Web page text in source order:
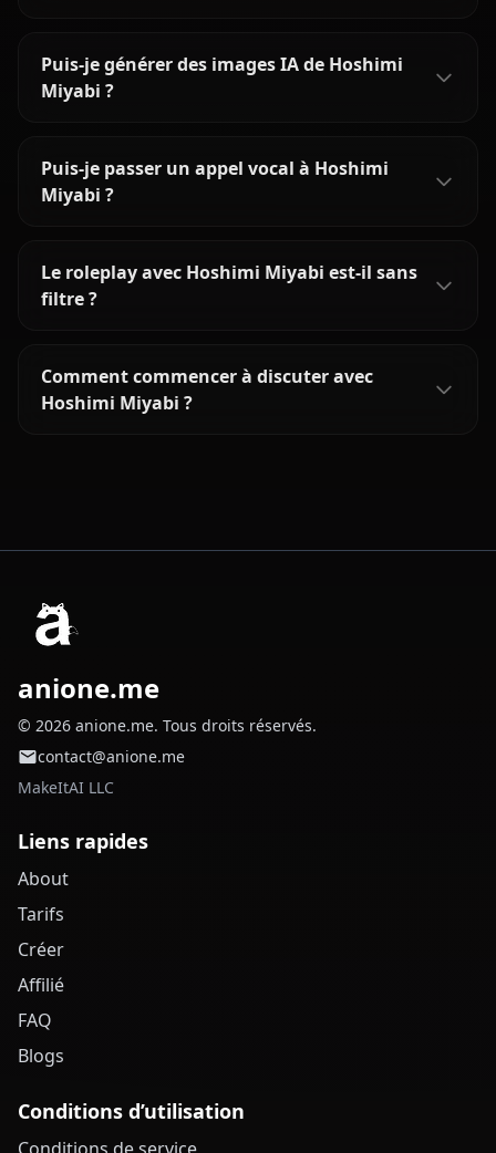
Puis-je générer des images IA de Hoshimi
Miyabi ?
Puis-je passer un appel vocal à Hoshimi
Miyabi ?
Le roleplay avec Hoshimi Miyabi est-il sans
filtre ?
Comment commencer à discuter avec
Hoshimi Miyabi ?
anione.me
© 2026 anione.me. Tous droits réservés.
contact@anione.me
MakeItAI LLC
Liens rapides
About
Tarifs
Créer
Affilié
FAQ
Blogs
Conditions d’utilisation